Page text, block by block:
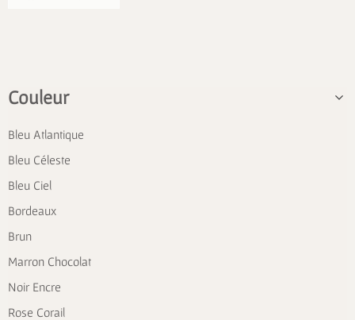
Couleur
Bleu Atlantique
Bleu Céleste
Bleu Ciel
Bordeaux
Brun
Marron Chocolat
Noir Encre
Rose Corail